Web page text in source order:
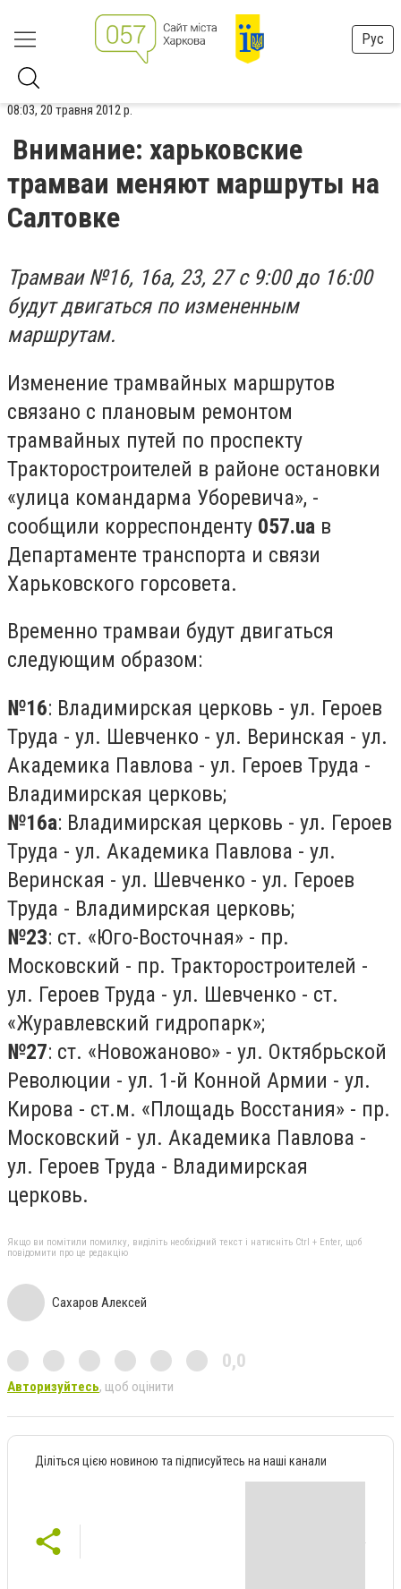
Рус
08:03, 20 травня 2012 р.
Внимание: харьковские
трамваи меняют маршруты на
Салтовке
Трамваи №16, 16а, 23, 27 с 9:00 до 16:00
будут двигаться по измененным
маршрутам.
Изменение трамвайных маршрутов
связано с плановым ремонтом
трамвайных путей по проспекту
Тракторостроителей в районе остановки
«улица командарма Уборевича», -
сообщили корреспонденту 057.ua в
Департаменте транспорта и связи
Харьковского горсовета.
Временно трамваи будут двигаться
следующим образом:
№16: Владимирская церковь - ул. Героев
Труда - ул. Шевченко - ул. Веринская - ул.
Академика Павлова - ул. Героев Труда -
Владимирская церковь;
№16а: Владимирская церковь - ул. Героев
Труда - ул. Академика Павлова - ул.
Веринская - ул. Шевченко - ул. Героев
Труда - Владимирская церковь;
№23: ст. «Юго-Восточная» - пр.
Московский - пр. Тракторостроителей -
ул. Героев Труда - ул. Шевченко - ст.
«Журавлевский гидропарк»;
№27: ст. «Новожаново» - ул. Октябрьской
Революции - ул. 1-й Конной Армии - ул.
Кирова - ст.м. «Площадь Восстания» - пр.
Московский - ул. Академика Павлова -
ул. Героев Труда - Владимирская
церковь.
Якщо ви помітили помилку, виділіть необхідний текст і натисніть Ctrl + Enter, щоб
повідомити про це редакцію
Сахаров Алексей
0,0
Авторизуйтесь, щоб оцінити
Діліться цією новиною та підписуйтесь на наші канали